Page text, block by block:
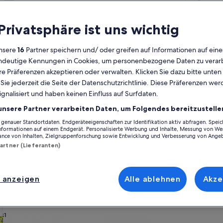
Derzeit
die
Monate
August
2026
und
September
angezeigt.
MoMontag
DiDienstag
MiMittwoch
DoDonnerstag
Fr Freitag
SaSamstag
SoSonntag
3 4 5 6 7 8 9
10 11 12
23
30
31
MoMontag
Di
7 8 9
21 22
28 29
Ferienunterkünfte bieten dir und deinen Freunden, deiner
und einen Trockner. Wovon du auch träumst, du findest
Optionen zur Verfügung, einschließlich Häusern, die über
deinem Geschmack
oder Apartments
ist uns wichtig
16 Partner speichern und/ oder greifen auf Informationen auf
Kennungen in Cookies, um personenbezogene Daten zu
Präferenzen akzeptieren oder verwalten. Klicken Sie dazu bitte
jederzeit die Seite der Datenschutzrichtlinie. Diese Präferenzen
und haben keinen Einfluss auf Surfdaten.
Partner verarbeiten Daten, um Folgendes
Standortdaten. Endgeräteeigenschaften zur Identifikation aktiv abfragen.
auf einem Endgerät. Personalisierte Werbung und Inhalte, Messung von
von Inhalten, Zielgruppenforschung sowie Entwicklung und Verbesserung von
(Lieferanten)
Alle ablehnen